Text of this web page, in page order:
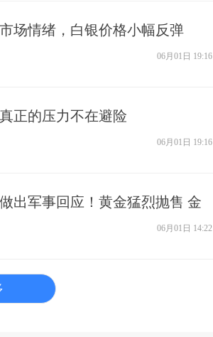
场情绪，白银价格小幅反弹
06月01日 19:16
正的压力不在避险
06月01日 19:16
出军事回应！黄金猛烈抛售 金
来如何交易？
06月01日 14:22